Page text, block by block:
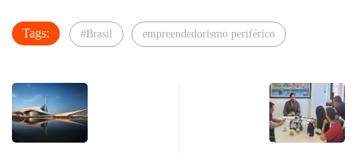
Tags: #Brasil empreendedorismo periférico